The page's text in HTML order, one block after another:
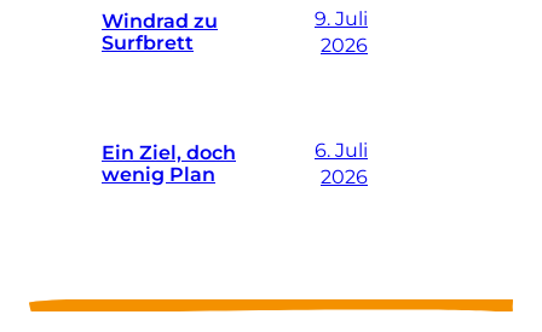
Windrad zu
Surfbrett
9. Juli
2026
Ein Ziel, doch
wenig Plan
6. Juli
2026